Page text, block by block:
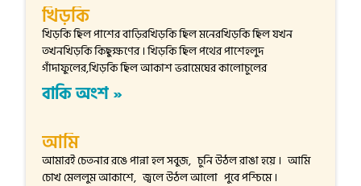
খিড়কি
খিড়কি ছিল পাশের বাড়িরখিড়কি ছিল মনেরখিড়কি ছিল যখন
তখনখিড়কি কিছুক্ষণের । খিড়কি ছিল পথের পাশেহলুদ
গাঁদাফুলের,খিড়কি ছিল আকাশ ভরামেঘের কালোচুলের
বাকি অংশ »
আমি
আমারই চেতনার রঙে পান্না হল সবুজ, চুনি উঠল রাঙা হয়ে । আমি
চোখ মেললুম আকাশে, জ্বলে উঠল আলো পুবে পশ্চিমে ।